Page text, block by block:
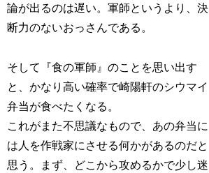
論が出るのは遅い。軍師というより、決
断力のないおっさんである。
そして『食の軍師』のことを思い出す
と、かなり高い確率で崎陽軒のシウマイ
弁当が食べたくなる。
これがまた不思議なもので、あの弁当に
は人を作戦家にさせる何かがあるのだと
思う。まず、どこから攻めるかで少し迷